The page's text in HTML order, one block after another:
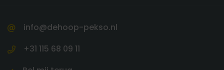
info@dehoop-pekso.nl
+31 115 68 09 11